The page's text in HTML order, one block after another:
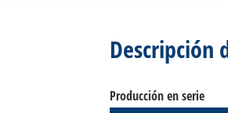
Descripción
Producción en serie